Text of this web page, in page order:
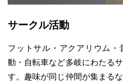
サークル活動
フットサル・アクアリウム・
動・自転車など多岐にわたる
す。趣味が同じ仲間が集まる